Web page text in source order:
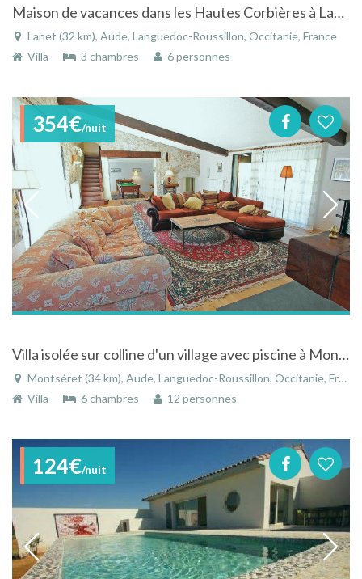
Maison de vacances dans les Hautes Corbières à Lanet dans l'Aude dans le Languedoc-Roussillon
Lanet (32 km), Aude, Languedoc-Roussillon, Occitanie, France
Villa
3 chambres 6 personnes
354€/nuit
Villa isolée sur colline d'un village avec piscine à Montséret, Languedoc
Montséret (34 km), Aude, Languedoc-Roussillon, Occitanie, France
Villa
6 chambres 12 personnes
124€/nuit